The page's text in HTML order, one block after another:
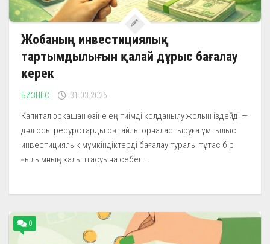
Жобаның инвестициялық
тартымдылығын қалай дұрыс бағалау
керек
БИЗНЕС 31.03.2026
Капитал әрқашан өзіне ең тиімді қолданылу жолын іздейді —
дәл осы ресурстарды оңтайлы орналастыруға ұмтылыс
инвестициялық мүмкіндіктерді бағалау туралы тұтас бір
ғылымның қалыптасуына себеп...
0